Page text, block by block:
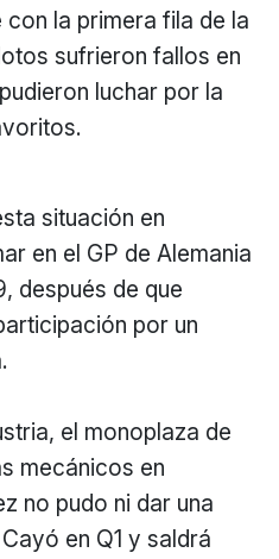
la primera fila de la
sufrieron fallos en
luchar por la
situación en
en el GP de Alemania
después de que
por un
el monoplaza de
mecánicos en
no pudo ni dar una
en Q1 y saldrá